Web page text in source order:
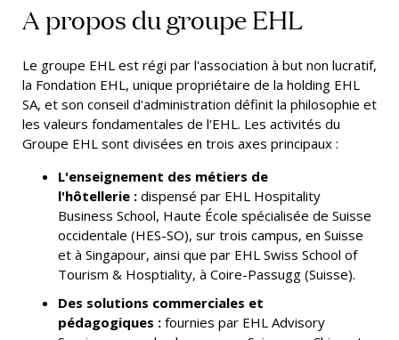
A propos du groupe EHL
Le groupe EHL est régi par l'association à but non lucratif,
la Fondation EHL, unique propriétaire de la holding EHL
SA, et son conseil d'administration définit la philosophie et
les valeurs fondamentales de l'EHL. Les activités du
Groupe EHL sont divisées en trois axes principaux :
L'enseignement des métiers de
l'hôtellerie : dispensé par EHL Hospitality
Business School, Haute École spécialisée de Suisse
occidentale (HES-SO), sur trois campus, en Suisse
et à Singapour, ainsi que par EHL Swiss School of
Tourism & Hosptiality, à Coire-Passugg (Suisse).
Des solutions commerciales et
pédagogiques : fournies par EHL Advisory